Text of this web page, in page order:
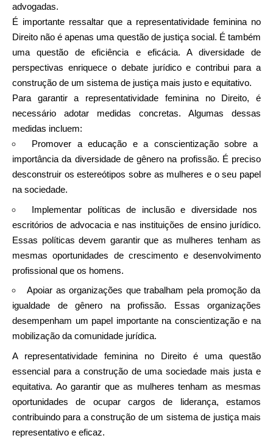
advogadas.
É importante ressaltar que a representatividade feminina no
Direito não é apenas uma questão de justiça social. É também
uma questão de eficiência e eficácia. A diversidade de
perspectivas enriquece o debate jurídico e contribui para a
construção de um sistema de justiça mais justo e equitativo.
Para garantir a representatividade feminina no Direito, é
necessário adotar medidas concretas. Algumas dessas
medidas incluem:
Promover a educação e a conscientização sobre a
importância da diversidade de gênero na profissão. É preciso
desconstruir os estereótipos sobre as mulheres e o seu papel
na sociedade.
Implementar políticas de inclusão e diversidade nos
escritórios de advocacia e nas instituições de ensino jurídico.
Essas políticas devem garantir que as mulheres tenham as
mesmas oportunidades de crescimento e desenvolvimento
profissional que os homens.
Apoiar as organizações que trabalham pela promoção da
igualdade de gênero na profissão. Essas organizações
desempenham um papel importante na conscientização e na
mobilização da comunidade jurídica.
A representatividade feminina no Direito é uma questão
essencial para a construção de uma sociedade mais justa e
equitativa. Ao garantir que as mulheres tenham as mesmas
oportunidades de ocupar cargos de liderança, estamos
contribuindo para a construção de um sistema de justiça mais
representativo e eficaz.